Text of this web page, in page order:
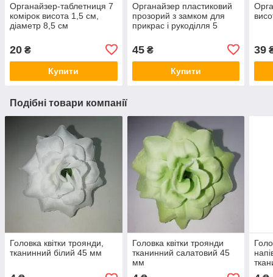
Органайзер-таблетниця 7
комірок висота 1,5 см,
діаметр 8,5 см
20 ₴
Купити
Органайзер пластиковий
прозорий з замком для
прикрас і рукоділля 5
45₴
Купити
39
Подібні товари компанії
Головка квітки троянди,
тканинний білий 45 мм
Головка квітки троянди
тканинний салатовий 45
мм
мм